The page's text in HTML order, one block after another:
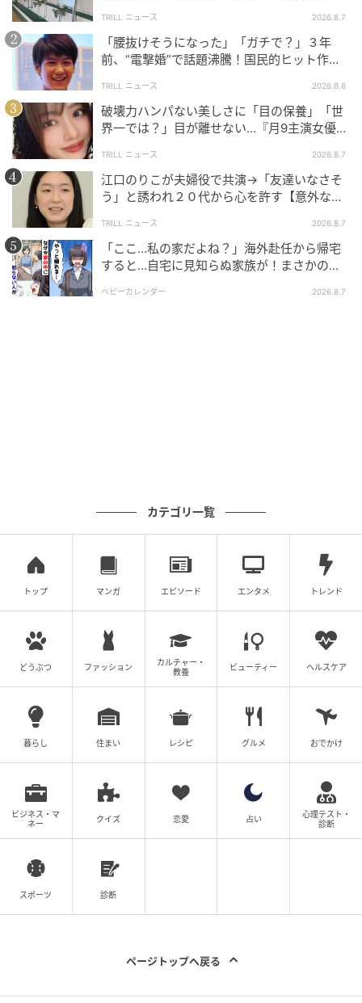
うな、まとまり感のある仕上がりに。
問い合わせ先／ミルボン お問い合わせ窓口
tel. 0120-658-894
※カルボキシメチルアラニルジスルフィドケラチン
（羊毛）
ケラスターゼ
“水光ツヤ”を叶えながら、ふんわり軽やかに扱いやす
左からケラスターゼ バン クリーム ハイドラグレイズ
250ml 4,180円、同 マスク クリーム ハイドラグレイズ
200ml 7,260円
ヨーロッパで支持を集める“グロスアブソリュ”シリー
ズが日本に上陸。薄膜のヴェールで髪をコーティング
することで、重くならずに自然なツヤへ。マスクは軽
やかな質感ながら、週2〜3回の集中ケアでみずみずし
いまとまりに仕上げます。うるおいを抱え込みながら
へ。
問い合わせ先／ケラスターゼ
中で拍手」
TRILL ニュース 2026.8.7
「腰抜けそうになった」「ガチで？」３年
前、“電撃婚”で話題沸騰！国民的ヒット作
TRILL ニュース 2026.8.6
破壊力ハンパない美しさに「目の保養」「世
界一では？」目が離せない…『月9主演女優
TRILL ニュース 2026.8.7
江口のりこが夫婦役で共演→「友達いなさそ
う」と誘われ２０代から心を許す【意外な親
TRILL ニュース 2026.8.7
「ここ…私の家だよね？」海外赴任から帰宅
すると…自宅に見知らぬ家族が！まさかの真
ベビーカレンダー 2026.8.7
カテゴリ一覧
トップ マンガ エピソード エンタメ トレンド
どうぶつ ファッション
カルチャー・
教養
ビューティー ヘルスケア
暮らし 住まい レシピ グルメ おでかけ
ビジネス・マ
ネー
クイズ 恋愛 占い
心理テスト・
診断
スポーツ 診断
ページトップへ戻る